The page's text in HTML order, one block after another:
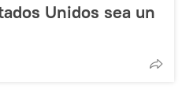
Unidos sea un